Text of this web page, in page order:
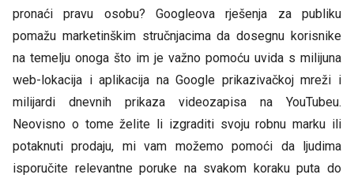
pronaći pravu osobu? Googleova rješenja za publiku
pomažu marketinškim stručnjacima da dosegnu korisnike
na temelju onoga što im je važno pomoću uvida s milijuna
web-lokacija i aplikacija na Google prikazivačkoj mreži i
milijardi dnevnih prikaza videozapisa na YouTubeu.
Neovisno o tome želite li izgraditi svoju robnu marku ili
potaknuti prodaju, mi vam možemo pomoći da ljudima
isporučite relevantne poruke na svakom koraku puta do